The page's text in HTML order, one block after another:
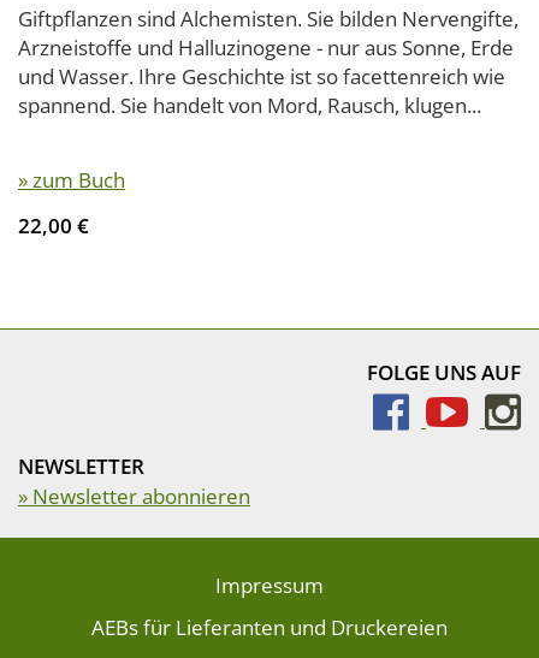
Giftpflanzen sind Alchemisten. Sie bilden Nervengifte,
Arzneistoffe und Halluzinogene - nur aus Sonne, Erde
und Wasser. Ihre Geschichte ist so facettenreich wie
spannend. Sie handelt von Mord, Rausch, klugen...
» zum Buch
22,00 €
FOLGE UNS AUF
NEWSLETTER
» Newsletter abonnieren
Impressum
AEBs für Lieferanten und Druckereien